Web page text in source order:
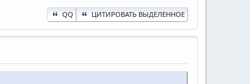
QQ ЦИТИРОВАТЬ ВЫДЕЛЕННОЕ